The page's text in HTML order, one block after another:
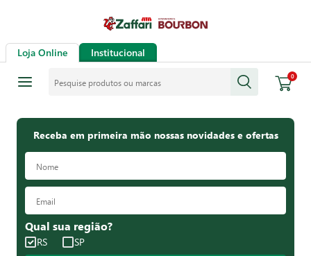
Loja Online Institucional
0
Receba em primeira mão nossas novidades e ofertas
Qual sua região?
RS SP